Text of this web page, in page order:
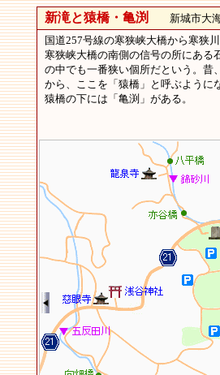
新滝と猿橋・亀渕
新城市大海
国道257号線の寒狭峡大橋から寒狭
寒狭峡大橋の南側の信号の所にあ
の中でも一番狭い個所だという。昔
から、ここを「猿橋」と呼ぶように
猿橋の下には「亀渕」がある。